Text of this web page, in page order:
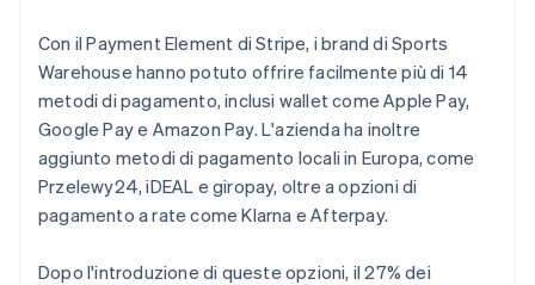
Con il Payment Element di Stripe, i brand di Sports
Warehouse hanno potuto offrire facilmente più di 14
metodi di pagamento, inclusi wallet come Apple Pay,
Google Pay e Amazon Pay. L'azienda ha inoltre
aggiunto metodi di pagamento locali in Europa, come
Przelewy24, iDEAL e giropay, oltre a opzioni di
pagamento a rate come Klarna e Afterpay.
Dopo l'introduzione di queste opzioni, il 27% dei